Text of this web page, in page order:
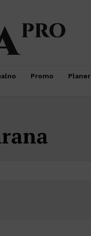
Promo Planer